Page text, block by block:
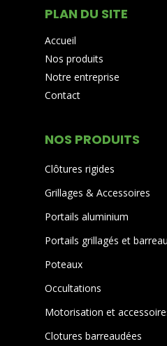
PLAN DU SITE
Accueil
Nos produits
Notre entreprise
Contact
NOS PRODUITS
Clôtures rigides
Grillages & Accessoires
Portails aluminium
Portails grillagés et
Poteaux
Occultations
Motorisation et
Clotures barreaudées